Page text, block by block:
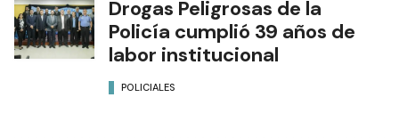
Drogas Peligrosas de la
Policía cumplió 39 años de
labor institucional
POLICIALES